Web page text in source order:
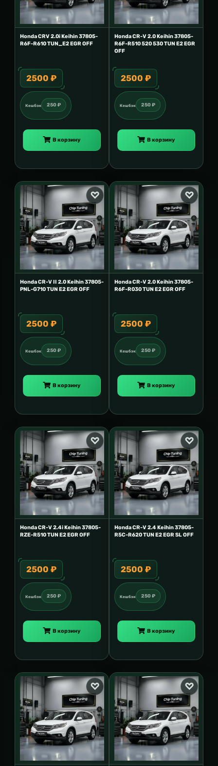
Honda CRV 2.0i Keihin 37805-
R6F-R610 TUN_E2 EGR OFF
2500 ₽
Кешбэк 250 ₽
В корзину
Honda CR-V 2.0 Keihin 37805-
R6F-R510 520 530 TUN E2 EGR
OFF
2500 ₽
Кешбэк 250 ₽
В корзину
Honda CR-V II 2.0 Keihin 37805-
PNL-G710 TUN E2 EGR OFF
2500 ₽
Кешбэк 250 ₽
В корзину
Honda CR-V 2.0 Keihin 37805-
R6F-R030 TUN E2 EGR OFF
2500 ₽
Кешбэк 250 ₽
В корзину
Honda CR-V 2.4i Keihin 37805-
RZE-R510 TUN E2 EGR OFF
2500 ₽
Кешбэк 250 ₽
В корзину
Honda CR-V 2.4 Keihin 37805-
R5C-R620 TUN E2 EGR SL OFF
2500 ₽
Кешбэк 250 ₽
В корзину